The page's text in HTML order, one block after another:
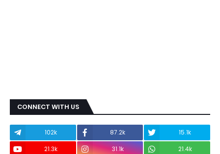
CONNECT WITH US
102k 87.2k
15.1k
21.3k
31.1k 21.4k